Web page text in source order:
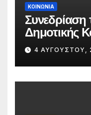
ΚΟΙΝΩΝΙΑ
Συνεδρίαση
Δημοτικής
την 5
4 ΑΥΓΟΎΣΤΟΥ,